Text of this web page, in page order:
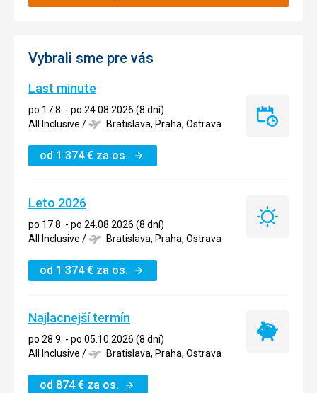
Vybrali sme pre vás
Last minute
po 17.8. - po 24.08.2026 (8 dní)
All Inclusive / Bratislava, Praha, Ostrava
od 1 374€ za os.
Last
Leto 2026
po 17.8. - po 24.08.2026 (8 dní)
All Inclusive / Bratislava, Praha, Ostrava
od 1 374€ za os.
Leto
Najlacnejší termín
po 28.9. - po 05.10.2026 (8 dní)
All Inclusive / Bratislava, Praha, Ostrava
od 874€ za os.
Najlacnejší